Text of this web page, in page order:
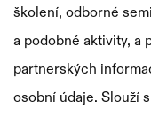
školení, odborné
a podobné aktivity, a
partnerských
osobní údaje. Slouží